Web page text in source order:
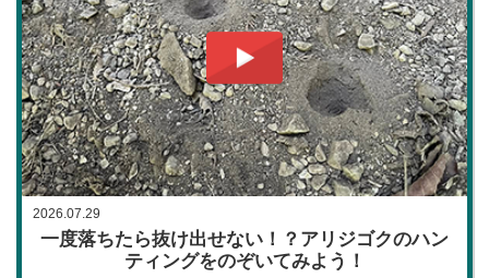
2026.07.29
一度落ちたら抜け出せない！？ アリジゴクのハン
ティングをのぞいてみよう！